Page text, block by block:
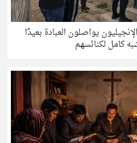
يواصلون العبادة بعيدًا
كامل لكنائسهم